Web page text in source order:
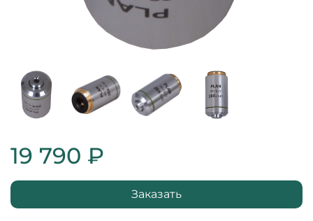
19 790 ₽
Заказать